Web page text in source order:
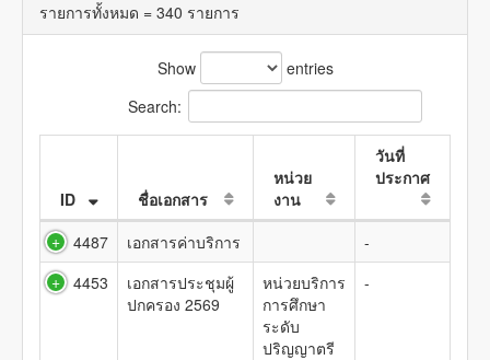
รายการทั้งหมด = 340 รายการ
Show
entries
Search:
ID ชื่อเอกสาร
หน่วย
งาน
วันที่
ประกาศ
4487 เอกสารค่าบริการ
-
4453
เอกสารประชุมผู้
ปกครอง 2569
หน่วยบริการ
การศึกษา
ระดับ
ปริญญาตรี
-